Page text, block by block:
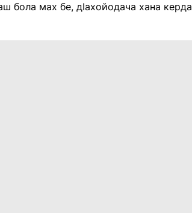
бола мах бе, дIахойодача хана керда